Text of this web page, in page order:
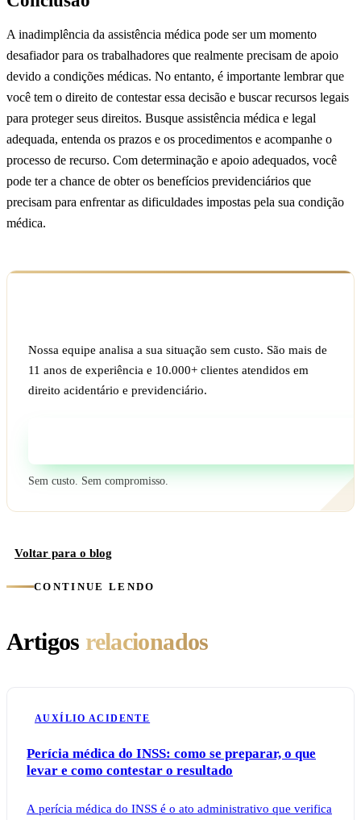
A inadimplência da assistência médica pode ser um momento
desafiador para os trabalhadores que realmente precisam de apoio
devido a condições médicas. No entanto, é importante lembrar que
você tem o direito de contestar essa decisão e buscar recursos legais
para proteger seus direitos. Busque assistência médica e legal
adequada, entenda os prazos e os procedimentos e acompanhe o
processo de recurso. Com determinação e apoio adequados, você
pode ter a chance de obter os benefícios previdenciários que
precisam para enfrentar as dificuldades impostas pela sua condição
médica.
Nossa equipe analisa a sua situação sem custo. São mais de
11 anos de experiência e 10.000+ clientes atendidos em
direito acidentário e previdenciário.
Sem custo. Sem compromisso.
Voltar para o blog
CONTINUE LENDO
Artigos relacionados
AUXÍLIO ACIDENTE
Perícia médica do INSS: como se preparar, o que
levar e como contestar o resultado
A perícia médica do INSS é o ato administrativo que verifica